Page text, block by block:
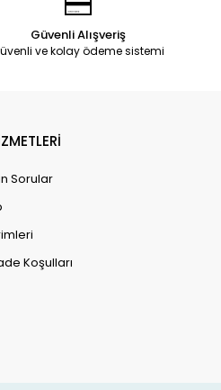
Güvenli Alışveriş
ve kolay ödeme sistemi
Sorular
Koşulları